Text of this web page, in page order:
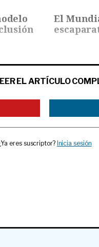
El
EL ARTÍCULO
eres suscriptor? Inicia sesión